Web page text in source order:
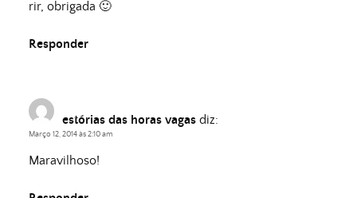
rir, obrigada 🙂
Responder
estórias das horas vagas diz:
Março 12, 2014 às 2:10 am
Maravilhoso!